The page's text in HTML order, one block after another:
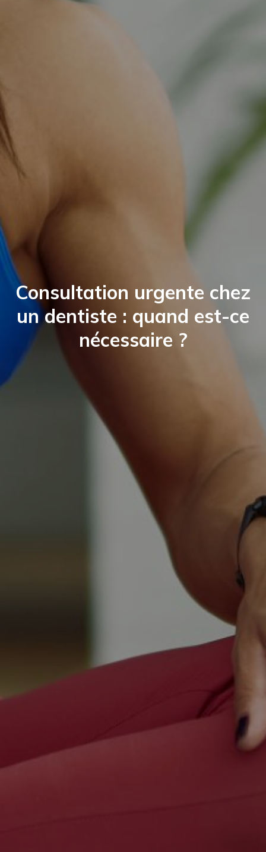
Consultation urgente chez
un dentiste : quand est-ce
nécessaire ?